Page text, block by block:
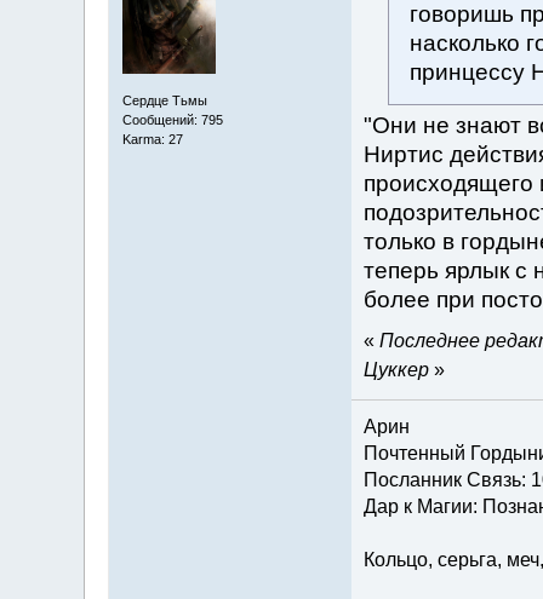
Сердце Тьмы
Сообщений: 795
Karma: 27
говоришь
насколько
принцессу
"Они не знают
Ниртис
происходящего
только в
теперь ярлык с
более при
« Последнее
Цуккер»
Арин
Почтенный
Посланник Связь:
Дар к Магии:
Кольцо, серьга,